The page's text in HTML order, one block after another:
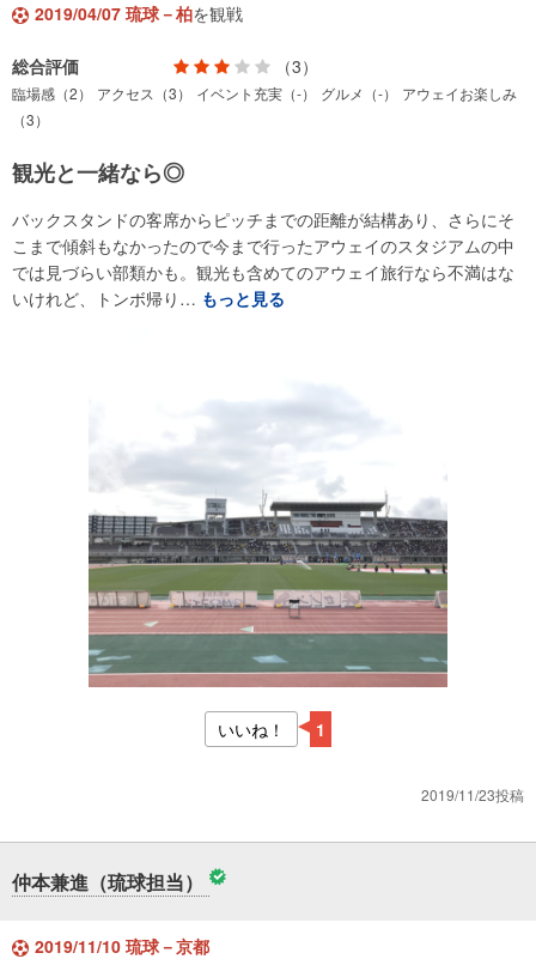
2019/04/07 琉球－柏を観戦
総合評価 （3）
臨場感（2） アクセス（3） イベント充実（-） グルメ（-）
アウェイお楽しみ
（3）
観光と一緒なら◎
バックスタンドの客席からピッチまでの距離が結構あり、さらにそ
こまで傾斜もなかったので今まで行ったアウェイのスタジアムの中
では見づらい部類かも。観光も含めてのアウェイ旅行なら不満はな
いけれど、トンボ帰り… もっと見る
いいね！ 1
2019/11/23投稿
仲本兼進（琉球担当）
2019/11/10 琉球－京都